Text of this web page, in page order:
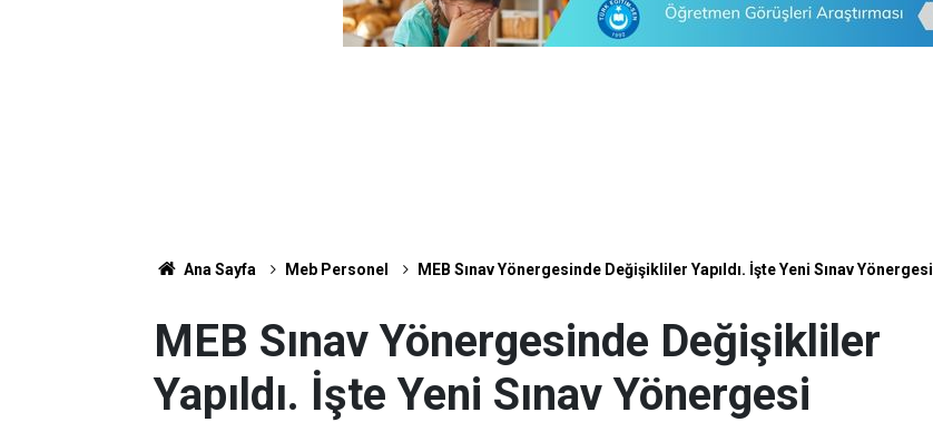
Ana Sayfa Meb Personel MEB Sınav Yönergesinde Değişikliler Yapıldı. İşte Yeni Sınav Yönergesi
MEB Sınav Yönergesinde Değişikliler
Yapıldı. İşte Yeni Sınav Yönergesi